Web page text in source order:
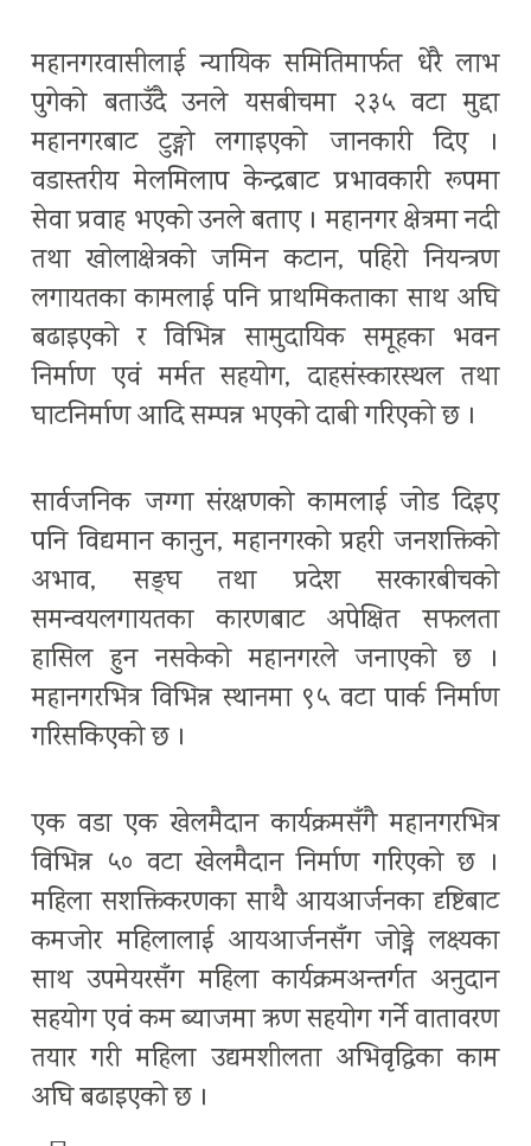
महानगरवासीलाई न्यायिक समितिमार्फत धेरै लाभ
पुगेको बताउँदै उनले यसबीचमा २३५ वटा मुद्दा
महानगरबाट टुङ्गो लगाइएको जानकारी दिए ।
वडास्तरीय मेलमिलाप केन्द्रबाट प्रभावकारी रूपमा
सेवा प्रवाह भएको उनले बताए । महानगर क्षेत्रमा नदी
तथा खोलाक्षेत्रको जमिन कटान, पहिरो नियन्त्रण
लगायतका कामलाई पनि प्राथमिकताका साथ अघि
बढाइएको र विभिन्न सामुदायिक समूहका भवन
निर्माण एवं मर्मत सहयोग, दाहसंस्कारस्थल तथा
घाटनिर्माण आदि सम्पन्न भएको दाबी गरिएको छ ।
सार्वजनिक जग्गा संरक्षणको कामलाई जोड दिइए
पनि विद्यमान कानुन, महानगरको प्रहरी जनशक्तिको
अभाव, सङ्घ तथा प्रदेश सरकारबीचको
समन्वयलगायतका कारणबाट अपेक्षित सफलता
हासिल हुन नसकेको महानगरले जनाएको छ ।
महानगरभित्र विभिन्न स्थानमा ९५ वटा पार्क निर्माण
गरिसकिएको छ ।
एक वडा एक खेलमैदान कार्यक्रमसँगै महानगरभित्र
विभिन्न ५० वटा खेलमैदान निर्माण गरिएको छ ।
महिला सशक्तिकरणका साथै आयआर्जनका दृष्टिबाट
कमजोर महिलालाई आयआर्जनसँग जोड्ने लक्ष्यका
साथ उपमेयरसँग महिला कार्यक्रमअन्तर्गत अनुदान
सहयोग एवं कम ब्याजमा ऋण सहयोग गर्ने वातावरण
तयार गरी महिला उद्यमशीलता अभिवृद्धिका काम
अघि बढाइएको छ ।